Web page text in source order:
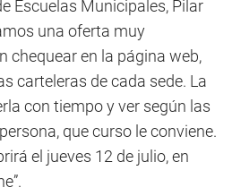
Escuelas Municipales, Pilar
una oferta muy
chequear en la página web,
carteleras de cada sede. La
con tiempo y ver según las
que curso le conviene.
el jueves 12 de julio, en